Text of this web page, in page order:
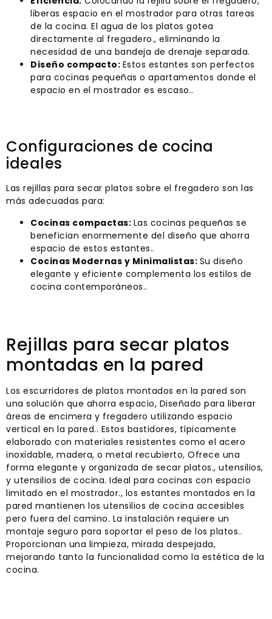
liberas espacio en el mostrador para otras tareas
de la cocina. El agua de los platos gotea
directamente al fregadero., eliminando la
necesidad de una bandeja de drenaje separada.
Diseño compacto: Estos estantes son perfectos
para cocinas pequeñas o apartamentos donde el
espacio en el mostrador es escaso..
Configuraciones de cocina
ideales
Las rejillas para secar platos sobre el fregadero son las
más adecuadas para:
Cocinas compactas: Las cocinas pequeñas se
benefician enormemente del diseño que ahorra
espacio de estos estantes..
Cocinas Modernas y Minimalistas: Su diseño
elegante y eficiente complementa los estilos de
cocina contemporáneos..
Rejillas para secar platos
montadas en la pared
Los escurridores de platos montados en la pared son
una solución que ahorra espacio, Diseñado para liberar
áreas de encimera y fregadero utilizando espacio
vertical en la pared.. Estos bastidores, típicamente
elaborado con materiales resistentes como el acero
inoxidable, madera, o metal recubierto, Ofrece una
forma elegante y organizada de secar platos., utensilios,
y utensilios de cocina. Ideal para cocinas con espacio
limitado en el mostrador., los estantes montados en la
pared mantienen los utensilios de cocina accesibles
pero fuera del camino. La instalación requiere un
montaje seguro para soportar el peso de los platos..
Proporcionan una limpieza, mirada despejada,
mejorando tanto la funcionalidad como la estética de la
cocina.